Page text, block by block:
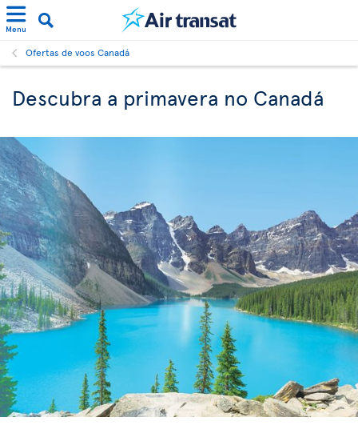
Menu
Ofertas de voos Canadá
Descubra a primavera no Canadá